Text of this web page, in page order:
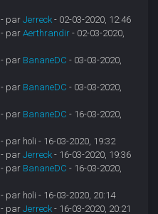
- parJerreck - 02-03-2020, 12:46
- parAerthrandir - 02-03-2020,
- par BananeDC - 03-03-2020,
- par BananeDC - 03-03-2020,
- par BananeDC - 16-03-2020,
- par holi - 16-03-2020, 19:32
- parJerreck - 16-03-2020, 19:36
- par BananeDC - 16-03-2020,
- par holi - 16-03-2020, 20:14
- parJerreck - 16-03-2020, 20:21